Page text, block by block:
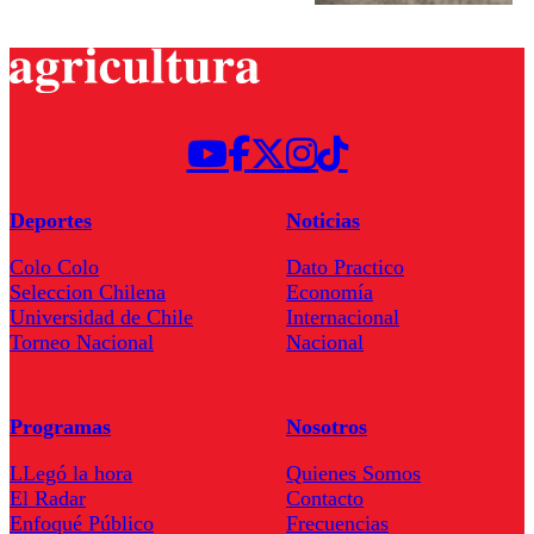
Deportes
Colo Colo
Seleccion Chilena
Universidad de Chile
Torneo Nacional
Noticias
Dato Practico
Economía
Internacional
Nacional
Programas
LLegó la hora
El Radar
Enfoqué Público
Nosotros
Quienes Somos
Contacto
Frecuencias